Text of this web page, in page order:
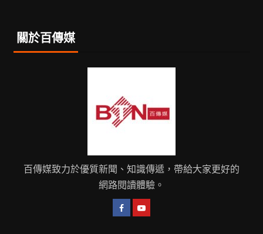
關於百傳媒
百傳媒致力於優質新聞、知識傳遞，帶給大家更好的
網路閱讀體驗。